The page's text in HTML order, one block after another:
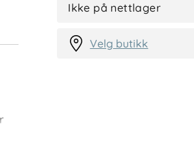
Ikke på nettlager
Velg butikk